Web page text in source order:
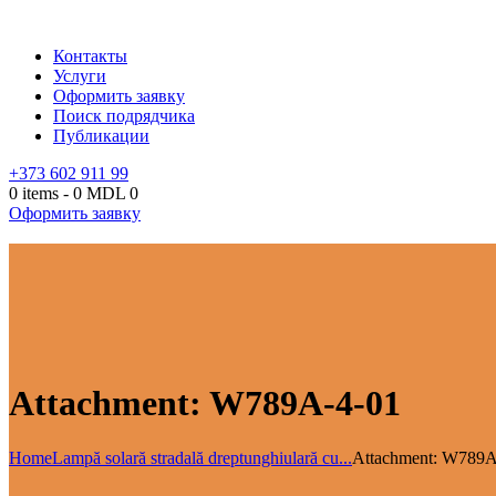
Контакты
Услуги
Оформить заявку
Поиск подрядчика
Публикации
+373 602 911 99
0 items - 0 MDL 0
Оформить заявку
Attachment: W789A-4-01
HomeLampă solară stradală dreptunghiulară cu...Attachment: